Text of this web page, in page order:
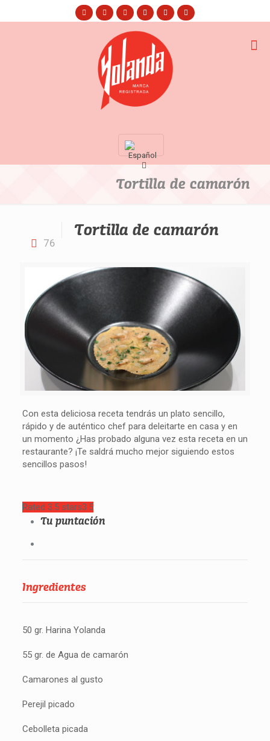
Tortilla de camarón
76
Tortilla de camarón
Con esta deliciosa receta tendrás un plato sencillo,
rápido y de auténtico chef para deleitarte en casa y en
un momento ¿Has probado alguna vez esta receta en un
restaurante? ¡Te saldrá mucho mejor siguiendo estos
sencillos pasos!
Rated 3.5 stars3.5
Tu puntación
Ingredientes
50 gr. Harina Yolanda
55 gr. de Agua de camarón
Camarones al gusto
Perejil picado
Cebolleta picada